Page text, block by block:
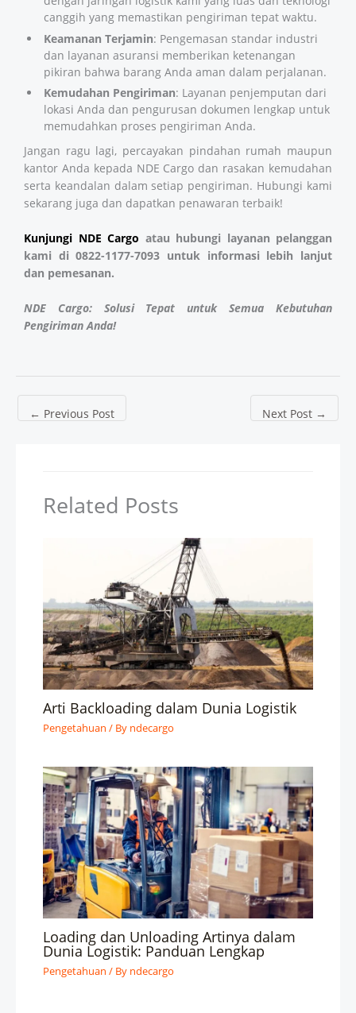
canggih yang memastikan pengiriman tepat waktu.
Keamanan Terjamin: Pengemasan standar industri
dan layanan asuransi memberikan ketenangan
pikiran bahwa barang Anda aman dalam perjalanan.
Kemudahan Pengiriman: Layanan penjemputan dari
lokasi Anda dan pengurusan dokumen lengkap untuk
memudahkan proses pengiriman Anda.
Jangan ragu lagi, percayakan pindahan rumah maupun
kantor Anda kepada NDE Cargo dan rasakan kemudahan
serta keandalan dalam setiap pengiriman. Hubungi kami
sekarang juga dan dapatkan penawaran terbaik!
Kunjungi NDE Cargo atau hubungi layanan pelanggan
kami di 0822-1177-7093 untuk informasi lebih lanjut
dan pemesanan.
NDE Cargo: Solusi Tepat untuk Semua Kebutuhan
Pengiriman Anda!
← Previous Post Next Post →
Related Posts
Arti Backloading dalam Dunia Logistik
Pengetahuan / By ndecargo
Loading dan Unloading Artinya dalam
Dunia Logistik: Panduan Lengkap
Pengetahuan / By ndecargo